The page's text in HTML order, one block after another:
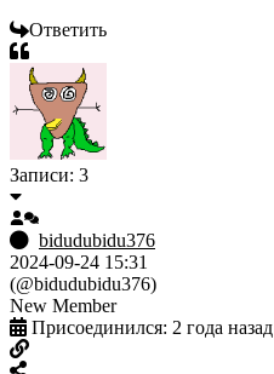
Ответить
Записи: 3
bidudubidu376
2024-09-24 15:31
(@bidudubidu376)
New Member
Присоединился: 2 года назад